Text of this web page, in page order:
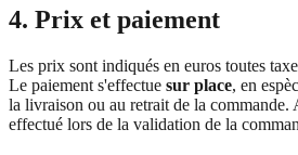
4. Prix et paiement
Les prix sont indiqués en euros toutes
Le paiement s'effectue sur place, en
la livraison ou au retrait de la commande.
effectué lors de la validation de la